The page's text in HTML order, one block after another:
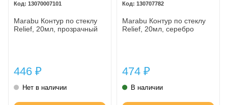
13070007101
Marabu Контур по стеклу
Relief, 20мл, прозрачный
446 ₽
Нет в наличии
130707782
Marabu Контур по стеклу
Relief, 20мл, серебро
474 ₽
В наличии